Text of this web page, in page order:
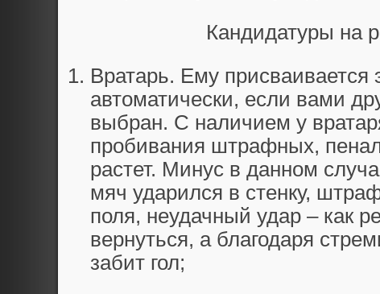
Кандидатуры на
Вратарь. Ему присваивается
автоматически, если вами
выбран. С наличием у
пробивания штрафных,
растет. Минус в данном
мяч ударился в стенку,
поля, неудачный удар – как
вернуться, а благодаря
забит гол;